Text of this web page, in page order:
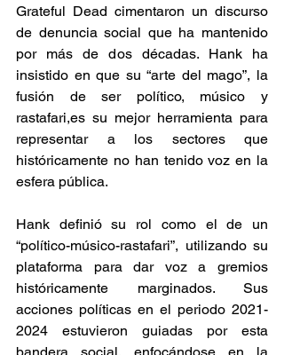
Grateful Dead cimentaron un discurso
de denuncia social que ha mantenido
por más de dos décadas. Hank ha
insistido en que su “arte del mago”, la
fusión de ser político, músico y
rastafari,es su mejor herramienta para
representar a los sectores que
históricamente no han tenido voz en la
esfera pública.
​Hank definió su rol como el de un
“político-músico-rastafari”, utilizando su
plataforma para dar voz a gremios
históricamente marginados. Sus
acciones políticas en el periodo 2021-
2024 estuvieron guiadas por esta